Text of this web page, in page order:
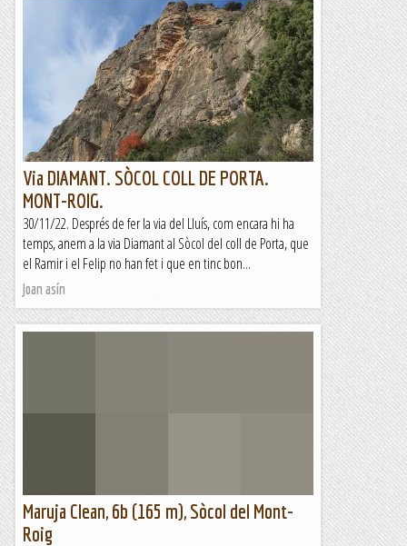
Via DIAMANT. SÒCOL COLL DE PORTA.
MONT-ROIG.
30/11/22. Després de fer la via del Lluís, com encara hi ha
temps, anem a la via Diamant al Sòcol del coll de Porta, que
el Ramir i el Felip no han fet i que en tinc bon...
Joan asín
Maruja Clean, 6b (165 m), Sòcol del Mont-
Roig